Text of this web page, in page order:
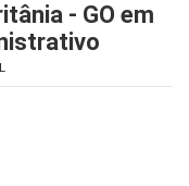
- GO em